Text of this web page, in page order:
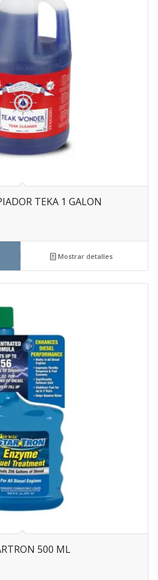
TEKA 1 GALON
Mostrar detalles
500 ML